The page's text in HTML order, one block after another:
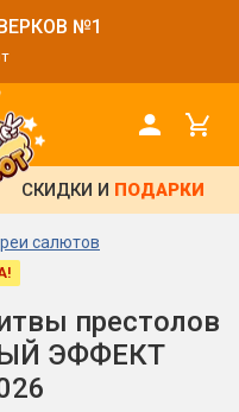
№1
СКИДКИ И ПОДАРКИ
салютов
престолов
ЭФФЕКТ